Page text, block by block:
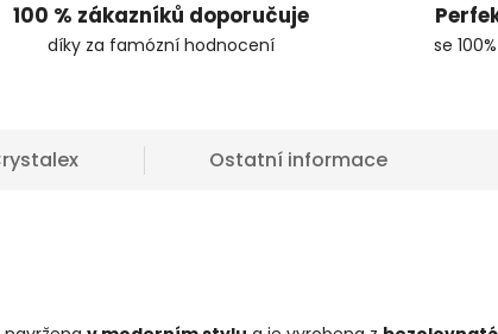
100 % zákazníků doporučuje
díky za famózní hodnocení se
Ostatní informace